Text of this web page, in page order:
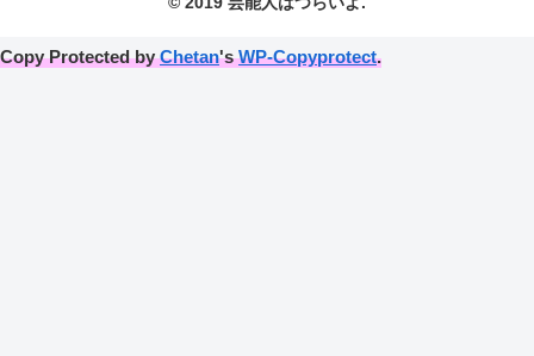
Copy Protected byChetan'sWP-Copyprotect.